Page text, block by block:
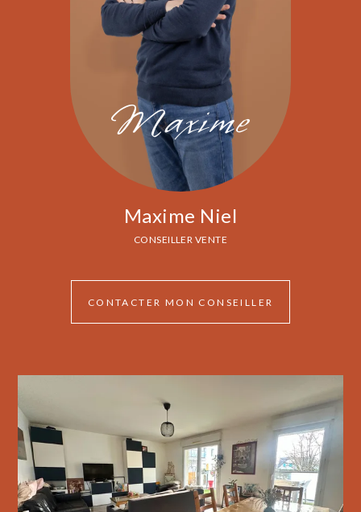
Maxime
Maxime Niel
CONSEILLER VENTE
CONTACTER MON CONSEILLER